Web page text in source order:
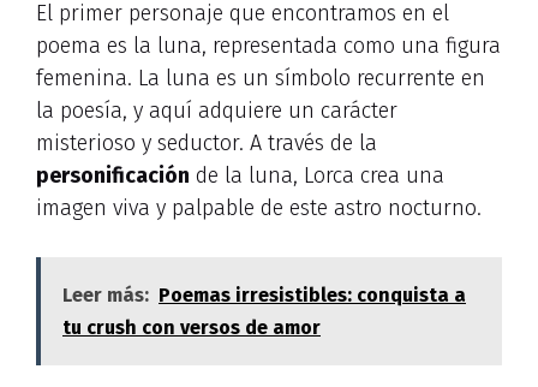
El primer personaje que encontramos en el
poema es la luna, representada como una figura
femenina. La luna es un símbolo recurrente en
la poesía, y aquí adquiere un carácter
misterioso y seductor. A través de la
personificación de la luna, Lorca crea una
imagen viva y palpable de este astro nocturno.
Leer más: Poemas irresistibles: conquista a
tu crush con versos de amor